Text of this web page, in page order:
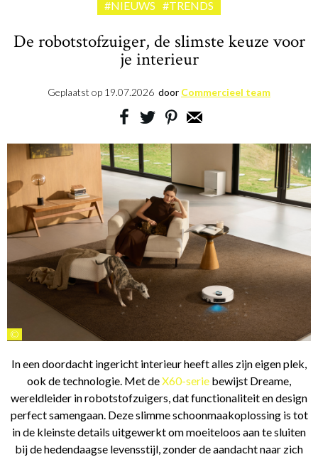
#NIEUWS #TRENDS
De robotstofzuiger, de slimste keuze voor
je interieur
Geplaatst op 19.07.2026 door Commercieel team
©
In een doordacht ingericht interieur heeft alles zijn eigen plek,
ook de technologie. Met deX60-serie bewijst Dreame,
wereldleider in robotstofzuigers, dat functionaliteit en design
perfect samengaan. Deze slimme schoonmaakoplossing is tot
in de kleinste details uitgewerkt om moeiteloos aan te sluiten
bij de hedendaagse levensstijl, zonder de aandacht naar zich